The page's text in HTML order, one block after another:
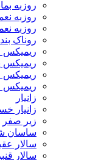
روزبه
روزبه
روزبه
روناک بند
ریمیکس
ریمیکس
ریمیکس
ریمیکس
زانیار
زانیار
زیر صفر
ساسان
سالار
سالار